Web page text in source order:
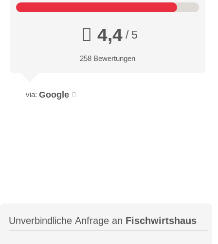
4,4/ 5
258 Bewertungen
via: Google
Unverbindliche Anfrage an Fischwirtshaus